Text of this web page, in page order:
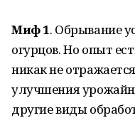
Миф 1. Обрывание
огурцов. Но опыт
никак не
улучшения
другие виды